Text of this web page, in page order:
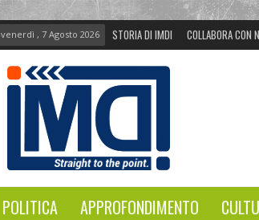
venerdì , 7 Agosto 2026 STORIA DI IMDI COLLABORA CON
POLITICA APPROFONDIMENTO